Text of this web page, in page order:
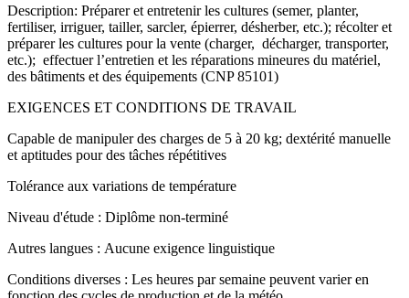
Description: Préparer et entretenir les cultures (semer, planter,
fertiliser, irriguer, tailler, sarcler, épierrer, désherber, etc.); récolter et
préparer les cultures pour la vente (charger, décharger, transporter,
etc.); effectuer l’entretien et les réparations mineures du matériel,
des bâtiments et des équipements (CNP 85101)
EXIGENCES ET CONDITIONS DE TRAVAIL
Capable de manipuler des charges de 5 à 20 kg; dextérité manuelle
et aptitudes pour des tâches répétitives
Tolérance aux variations de température
Niveau d'étude : Diplôme non-terminé
Autres langues : Aucune exigence linguistique
Conditions diverses : Les heures par semaine peuvent varier en